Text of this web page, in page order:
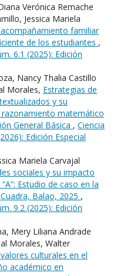
Verónica Remache
Jessica Mariela
familiar
de los estudiantes ,
6.1 (2025): Edición
Nancy Thalia Castillo
Morales, Estrategias de
y su
matemático
General Básica , Ciencia
Edición Especial
Mariela Carvajal
sociales y su impacto
Estudio de caso en la
Balao, 2025 ,
9.2 (2025): Edición
Mery Liliana Andrade
Morales, Walter
culturales en el
académico en